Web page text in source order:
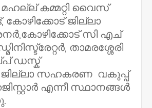
കമ്മറ്റി വൈസ്
ജില്ലാ
സി എച്
താമരശ്ശേരി
ഡസ്ക്
സഹകരണ വകുപ്പ്
എന്നീ സ്ഥാനങ്ങൾ